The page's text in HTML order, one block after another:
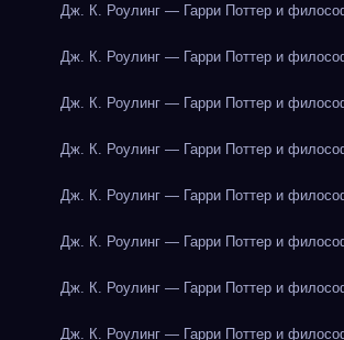
Дж. К. Роулинг — Гарри Поттер и
Дж. К. Роулинг — Гарри Поттер и
Дж. К. Роулинг — Гарри Поттер и
Дж. К. Роулинг — Гарри Поттер и
Дж. К. Роулинг — Гарри Поттер и
Дж. К. Роулинг — Гарри Поттер и
Дж. К. Роулинг — Гарри Поттер и
Дж. К. Роулинг — Гарри Поттер и